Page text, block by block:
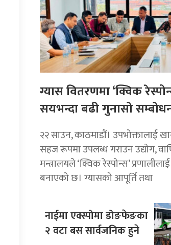
ग्यास वितरणमा ‘क्विक
सयभन्दा बढी गुनासो
२२ साउन, काठमाडाैं। उपभोक्तालाई
सहज रूपमा उपलब्ध गराउन उद्योग,
मन्त्रालयले ‘क्विक रेस्पोन्स’
बनाएको छ। ग्यासको आपूर्ति तथा
नाईमा एक्स्पोमा डोङफेङका
२ वटा बस सार्वजनिक हुने